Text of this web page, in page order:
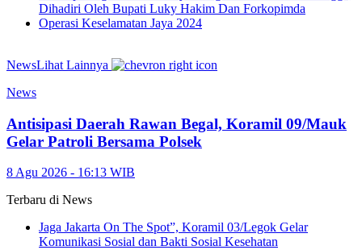
Dihadiri Oleh Bupati Luky Hakim Dan Forkopimda
Operasi Keselamatan Jaya 2024
NewsLihat Lainnya
News
Antisipasi Daerah Rawan Begal, Koramil 09/Mauk
Gelar Patroli Bersama Polsek
8 Agu 2026 - 16:13 WIB
Terbaru di News
Jaga Jakarta On The Spot”, Koramil 03/Legok Gelar
Komunikasi Sosial dan Bakti Sosial Kesehatan